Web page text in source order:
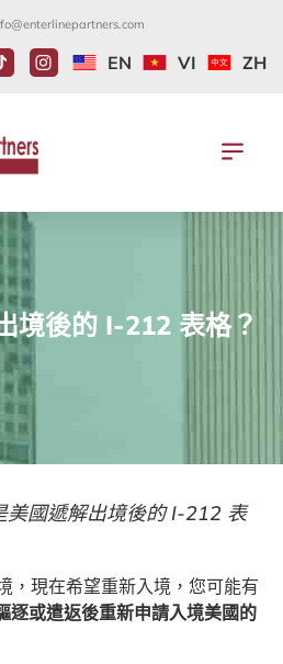
EN VI ZH
境後的 I-212 表格？
美國遞解出境後的 I-212 表
，現在希望重新入境，您可能有
逐或遣返後重新申請入境美國的